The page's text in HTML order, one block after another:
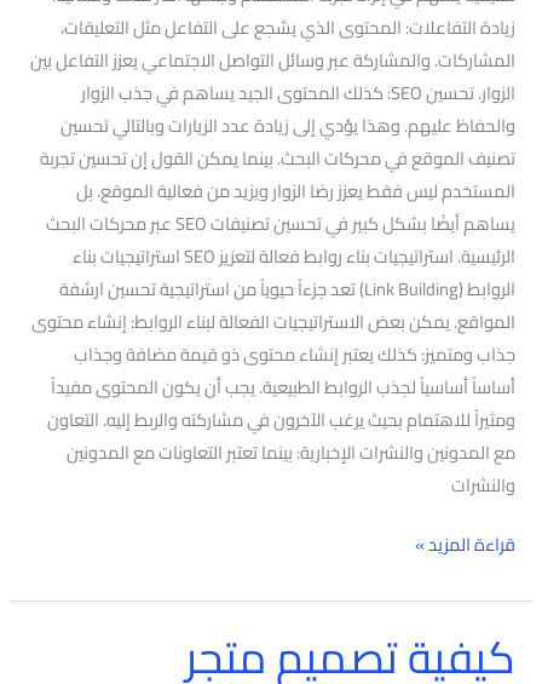
زيادة التفاعلات: المحتوى الذي يشجع على التفاعل مثل التعليقات،
المشاركات. والمشاركة عبر وسائل التواصل الاجتماعي يعزز التفاعل بين
الزوار. تحسين SEO: كذلك المحتوى الجيد يساهم في جذب الزوار
والحفاظ عليهم. وهذا يؤدي إلى زيادة عدد الزيارات وبالتالي تحسين
تصنيف الموقع في محركات البحث. بينما يمكن القول إن تحسين تجربة
المستخدم ليس فقط يعزز رضا الزوار ويزيد من فعالية الموقع. بل
يساهم أيضًا بشكل كبير في تحسين تصنيفات SEO عبر محركات البحث
الرئيسية. استراتيجيات بناء روابط فعالة لتعزيز SEO استراتيجيات بناء
الروابط (Link Building) تعد جزءاً حيوياً من استراتيجية تحسين ارشفة
المواقع. يمكن بعض الاستراتيجيات الفعالة لبناء الروابط: إنشاء محتوى
جذاب ومتميز: كذلك يعتبر إنشاء محتوى ذو قيمة مضافة وجذاب
أساساً أساسياً لجذب الروابط الطبيعية. يجب أن يكون المحتوى مفيداً
ومثيراً للاهتمام بحيث يرغب الآخرون في مشاركته والربط إليه. التعاون
مع المدونين والنشرات الإخبارية: بينما تعتبر التعاونات مع المدونين
والنشرات
قراءة المزيد »
كيفية تصميم متجر
كيفية
تصميم